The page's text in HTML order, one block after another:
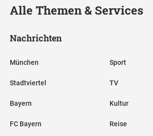
Alle Themen & Services
Nachrichten
München
Stadtviertel
Bayern
FC Bayern
Sport
TV
Kultur
Reise